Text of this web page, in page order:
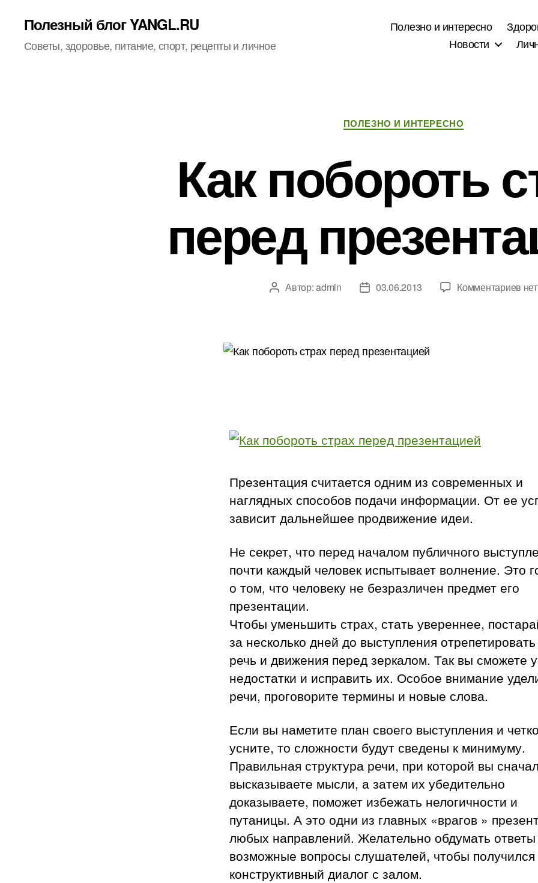
Полезный блог YANGL.RU
Советы, здоровье, питание, спорт, рецепты и личное
Полезно и интересно
Новости
Рубрики
ПОЛЕЗНО И ИНТЕРЕСНО
Как побороть
перед
Автор
Автор:admin
Дата03.06.2013 Комментариевкнет
Презентация считается одним из современных и
наглядных способов подачи информации. От ее
зависит дальнейшее продвижение идеи.
Не секрет, что перед началом публичного
почти каждый человек испытывает волнение. Это
о том, что человеку не безразличен предмет его
презентации.
Чтобы уменьшить страх, стать увереннее,
за несколько дней до выступления
речь и движения перед зеркалом. Так вы сможете
недостатки и исправить их. Особое внимание
речи, проговорите термины и новые слова.
Если вы наметите план своего выступления и
усните, то сложности будут сведены к минимуму.
Правильная структура речи, при которой вы
высказываете мысли, а затем их убедительно
доказываете, поможет избежать нелогичности и
путаницы. А это одни из главных «врагов »
любых направлений. Желательно обдумать
возможные вопросы слушателей, чтобы получился
конструктивный диалог с залом.